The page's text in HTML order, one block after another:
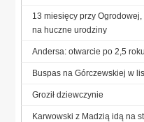
13 miesięcy przy Ogrodowej,
na huczne urodziny
Andersa: otwarcie po 2,5 roku
Buspas na Górczewskiej w
Groził dziewczynie
Karwowski z Madzią idą na